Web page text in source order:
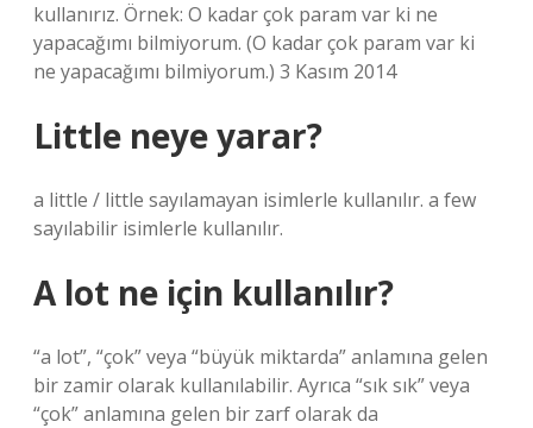
kullanırız. Örnek: O kadar çok param var ki ne
yapacağımı bilmiyorum. (O kadar çok param var ki
ne yapacağımı bilmiyorum.) 3 Kasım 2014
Little neye yarar?
a little / little sayılamayan isimlerle kullanılır. a few
sayılabilir isimlerle kullanılır.
A lot ne için kullanılır?
“a lot”, “çok” veya “büyük miktarda” anlamına gelen
bir zamir olarak kullanılabilir. Ayrıca “sık sık” veya
“çok” anlamına gelen bir zarf olarak da